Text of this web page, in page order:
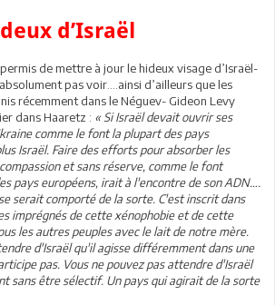
d’Israël
de mettre à jour le hideux visage d’Israël-
pas voir….ainsi d’ailleurs que les
récemment dans le Néguev- Gideon Levy
dans Haaretz : « Si Israël devait ouvrir ses
comme le font la plupart des pays
Israël. Faire des efforts pour absorber les
et sans réserve, comme le font
pays européens, irait à l'encontre de son ADN….
serait comporté de la sorte. C'est inscrit dans
imprégnés de cette xénophobie et de cette
les autres peuples avec le lait de notre mère.
d'Israël qu'il agisse différemment dans une
pas. Vous ne pouvez pas attendre d'Israël
sans être sélectif. Un pays qui agirait de la sorte